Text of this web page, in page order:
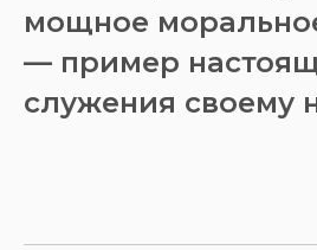
мощное
— пример
служения своему